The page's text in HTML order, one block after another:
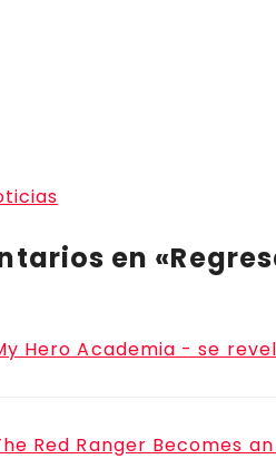
en
Hero Academia - se
Red Ranger Becomes